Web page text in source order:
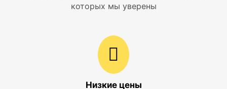
которых мы уверены
Низкие цены